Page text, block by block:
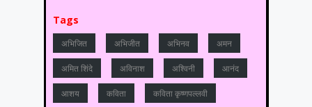
Tags
अभिजित अभिजीत अभिनव अमन
अमित शिंदे अविनाश अश्विनी आनंद
आशय कविता कविता कृष्णपल्लवी